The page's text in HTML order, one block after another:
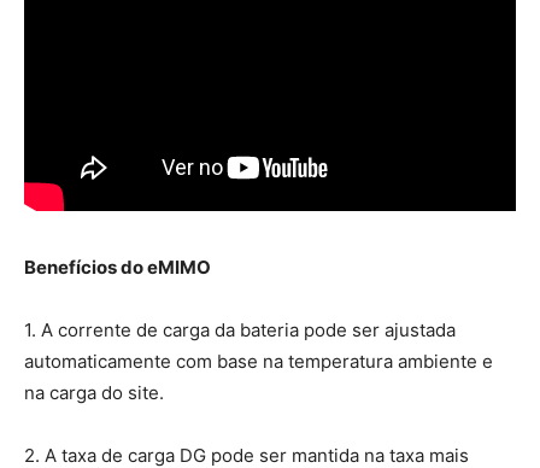
Benefícios do eMIMO
1. A corrente de carga da bateria pode ser ajustada
automaticamente com base na temperatura ambiente e
na carga do site.
2. A taxa de carga DG pode ser mantida na taxa mais